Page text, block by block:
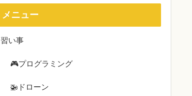
メニュー
習い事
🎮プログラミング
🚁ドローン